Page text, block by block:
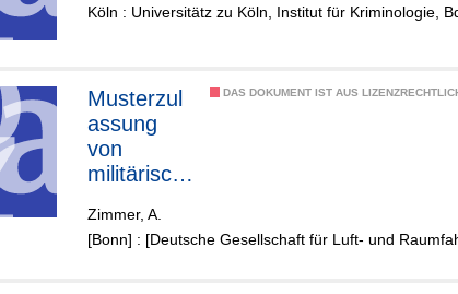
Köln : Universitätz zu Köln, Institut für Kriminologie,
DAS DOKUMENT IST AUS
Musterzul
assung
von
militärisch
Luftfahrze
ugen in
Zimmer, A.
[Bonn] : [Deutsche Gesellschaft für Luft- und